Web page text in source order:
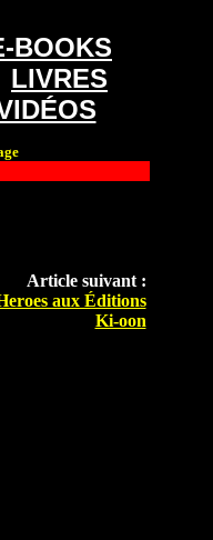
BOOKS
LIVRES
Article suivant :
aux Éditions
Ki-oon